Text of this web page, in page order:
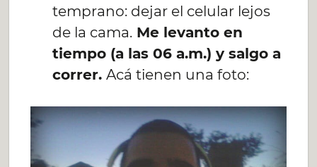
temprano: dejar el celular lejos
de la cama.Me levanto en
tiempo (a las 06 a.m.) y salgo a
correr. Acá tienen una foto: